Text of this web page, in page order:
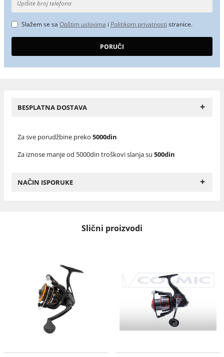
Slažem se sa Opštim uslovima i Politikom privatnosti stranice.
BESPLATNA DOSTAVA +
Za sve porudžbine preko 5000din
Za iznose manje od 5000din troškovi slanja su 500din
NAČIN ISPORUKE +
Slični proizvodi